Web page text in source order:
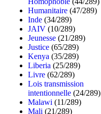
Humanitaire (47/289)
Inde (34/289)
JAIV (10/289)
Jeunesse (21/289)
Justice (65/289)
Kenya (35/289)
Liberia (25/289)
Livre (62/289)
Lois transmission
intentionnelle (24/289)
Malawi (11/289)
Mali (21/289)